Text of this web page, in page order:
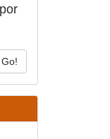
Go!